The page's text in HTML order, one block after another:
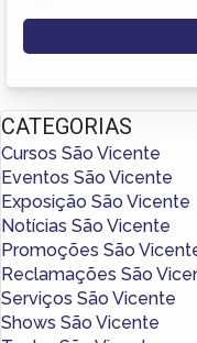
CATEGORIAS
Cursos São Vicente
Eventos São Vicente
Exposição São Vicente
Notícias São Vicente
Promoções São
Reclamações São
Serviços São Vicente
Shows São Vicente